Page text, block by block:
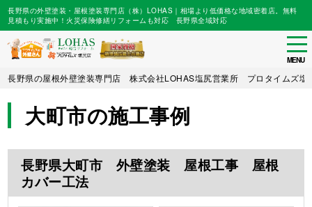
Skip
main
content
長野県の外壁塗装・屋根塗装専門店（株）LOHAS｜相場より低価格な地域密着店。無料
見積もり実施中！火災保険修繕リフォームも対応 長野県全域対応
MENU
長野県の屋根外壁塗装専門店 株式会社LOHAS塩尻営業所 プロタイムズ塩
大町市の施工事例
長野県大町市 外壁塗装 屋根工事 屋根
カバー工法